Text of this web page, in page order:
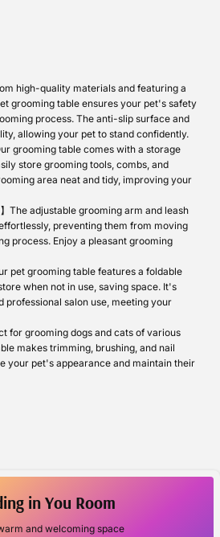
high-quality materials and featuring a
grooming table ensures your pet's safety
process. The anti-slip surface and
allowing your pet to stand confidently.
grooming table comes with a storage
store grooming tools, combs, and
area neat and tidy, improving your
The adjustable grooming arm and leash
preventing them from moving
process. Enjoy a pleasant grooming
pet grooming table features a foldable
when not in use, saving space. It's
professional salon use, meeting your
for grooming dogs and cats of various
makes trimming, brushing, and nail
your pet's appearance and maintain their
in You Room
and welcoming space